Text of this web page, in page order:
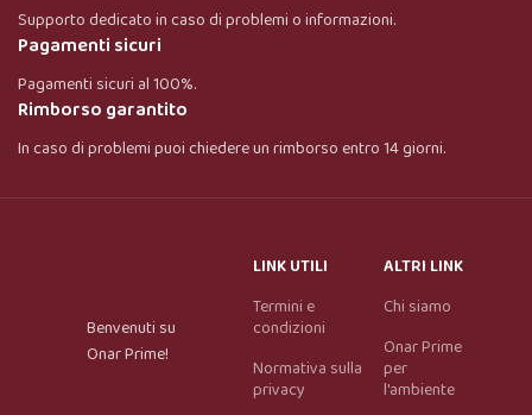
Supporto dedicato in caso di problemi o informazioni.
Pagamenti sicuri
Pagamenti sicuri al 100%.
Rimborso garantito
In caso di problemi puoi chiedere un rimborso entro 14 giorni.
Benvenuti su
Onar Prime!
LINK UTILI
Termini e
condizioni
Normativa sulla
privacy
ALTRI LINK
Chi siamo
Onar Prime
per
l'ambiente